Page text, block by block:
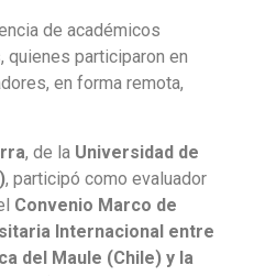
de académicos
quienes participaron en
en forma remota,
, de la Universidad de
, participó como evaluador
Convenio Marco de
Internacional entre
del Maule (Chile) y la